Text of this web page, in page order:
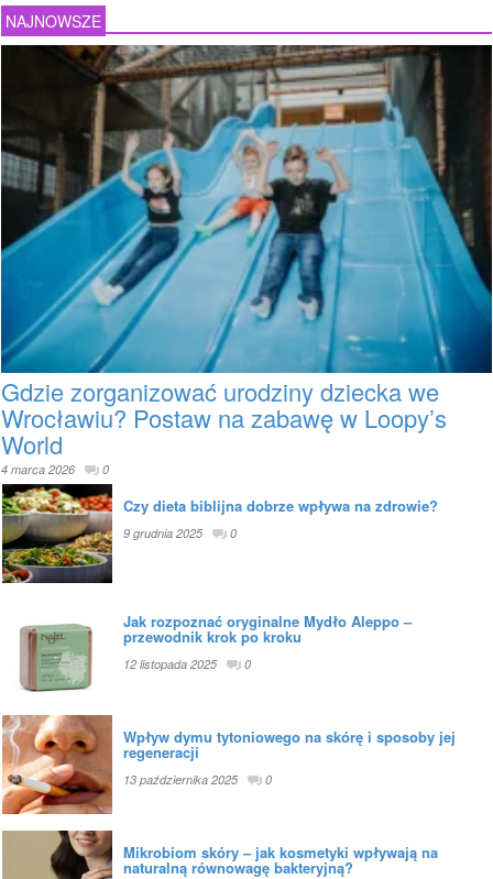
NAJNOWSZE
Gdzie zorganizować urodziny dziecka we
Wrocławiu? Postaw na zabawę w Loopy’s
World
4 marca 2026 0
Czy dieta biblijna dobrze wpływa na zdrowie?
9 grudnia 2025 0
Jak rozpoznać oryginalne Mydło Aleppo –
przewodnik krok po kroku
12 listopada 2025 0
Wpływ dymu tytoniowego na skórę i sposoby jej
regeneracji
13 października 2025 0
Mikrobiom skóry – jak kosmetyki wpływają na
naturalną równowagę bakteryjną?